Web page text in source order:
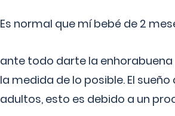
Es normal que mí bebé de 2
ante todo darte la
la medida de lo posible. El
adultos, esto es debido a un